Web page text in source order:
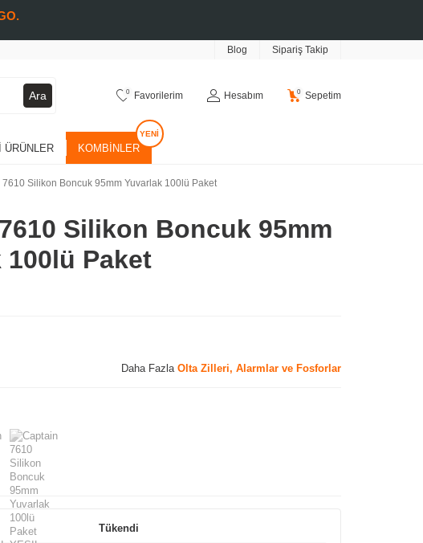
Blog Sipariş Takip
Ara 0 Favorilerim Hesabım 0 Sepetim
ÜRÜNLER KOMBINLER
Silikon Boncuk 95mm Yuvarlak 100lü Paket
Silikon Boncuk 95mm
100lü Paket
Daha Fazla Olta Zilleri, Alarmlar ve Fosforlar
Tükendi